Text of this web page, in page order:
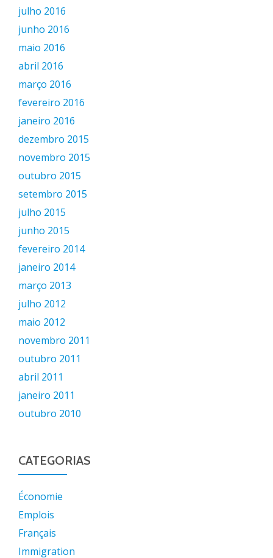
julho 2016
junho 2016
maio 2016
abril 2016
março 2016
fevereiro 2016
janeiro 2016
dezembro 2015
novembro 2015
outubro 2015
setembro 2015
julho 2015
junho 2015
fevereiro 2014
janeiro 2014
março 2013
julho 2012
maio 2012
novembro 2011
outubro 2011
abril 2011
janeiro 2011
outubro 2010
CATEGORIAS
Économie
Emplois
Français
Immigration